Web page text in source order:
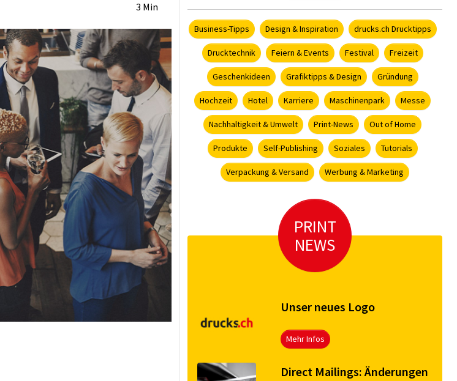
3 Min
Business-Tipps Design & Inspiration drucks.ch Drucktipps
Drucktechnik Feiern & Events Festival Freizeit
Geschenkideen Grafiktipps & Design Gründung
Hochzeit Hotel Karriere Maschinenpark Messe
Nachhaltigkeit & Umwelt Print-News Out of Home
Produkte Self-Publishing Soziales Tutorials
Verpackung & Versand Werbung & Marketing
PRINT
NEWS
Unser neues Logo
Mehr Infos
Direct Mailings: Änderungen